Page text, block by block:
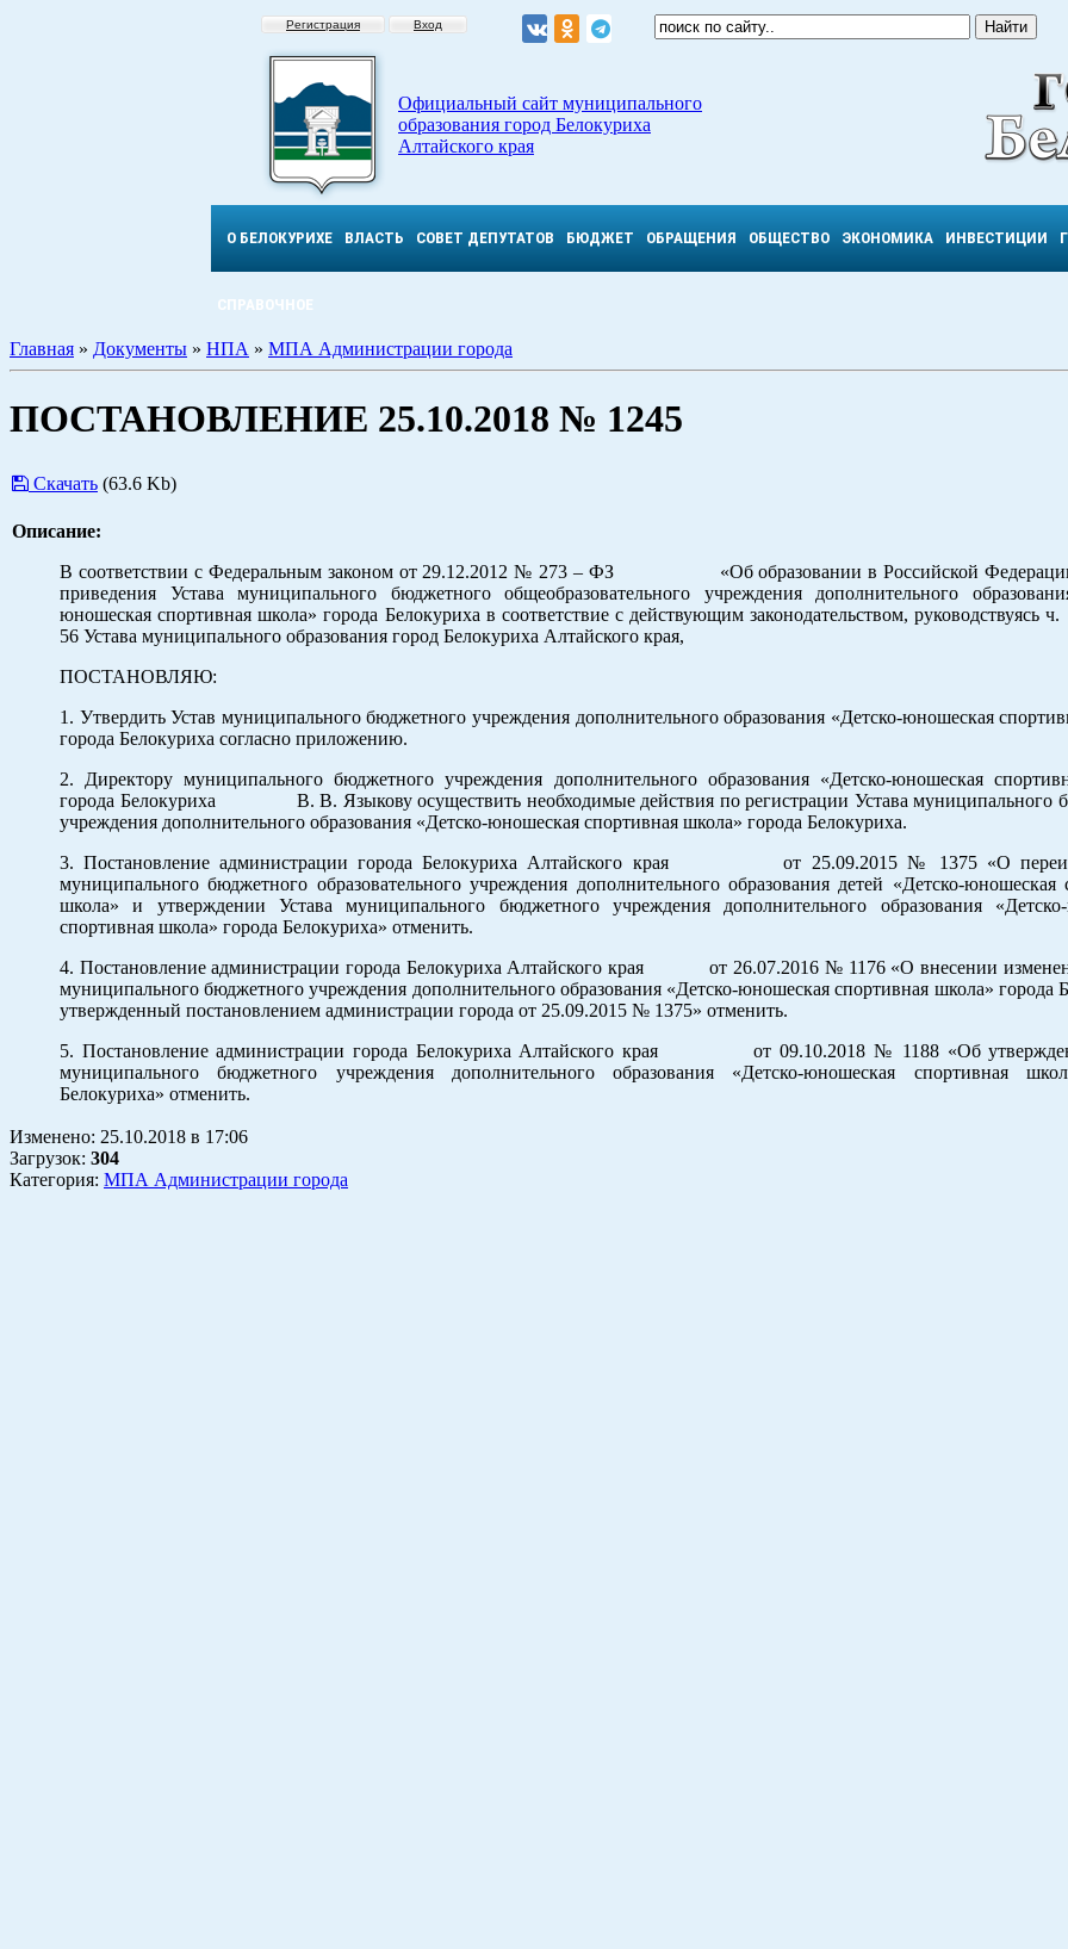
Регистрация Вход
Официальный сайт муниципального
образования город Белокуриха
Алтайского края
О БЕЛОКУРИХЕ ВЛАСТЬ СОВЕТ ДЕПУТАТОВ БЮДЖЕТ ОБРАЩЕНИЯ ОБЩЕСТВО ЭКОНОМИКА ИНВЕСТИЦИИ
СПРАВОЧНОЕ
Главная » Документы » НПА » МПА Администрации города
ПОСТАНОВЛЕНИЕ 25.10.2018 № 1245
Скачать (63.6 Kb)
Описание:
В соответствии с Федеральным законом от 29.12.2012 № 273 – ФЗ «Об образовании в Российской
приведения Устава муниципального бюджетного общеобразовательного учреждения дополнительного
юношеская спортивная школа» города Белокуриха в соответствие с действующим законодательством, руководствуясь ч.
56 Устава муниципального образования город Белокуриха Алтайского края,
ПОСТАНОВЛЯЮ:
1. Утвердить Устав муниципального бюджетного учреждения дополнительного образования «Детско-юношеская
города Белокуриха согласно приложению.
2. Директору муниципального бюджетного учреждения дополнительного образования «Детско-юношеская
города Белокуриха В. В. Языкову осуществить необходимые действия по регистрации Устава муниципального
учреждения дополнительного образования «Детско-юношеская спортивная школа» города Белокуриха.
3. Постановление администрации города Белокуриха Алтайского края от 25.09.2015 № 1375 «О
муниципального бюджетного образовательного учреждения дополнительного образования детей «Детско-юношеская
школа» и утверждении Устава муниципального бюджетного учреждения дополнительного образования
спортивная школа» города Белокуриха» отменить.
4. Постановление администрации города Белокуриха Алтайского края от 26.07.2016 № 1176 «О внесении
муниципального бюджетного учреждения дополнительного образования «Детско-юношеская спортивная школа» города
утвержденный постановлением администрации города от 25.09.2015 № 1375» отменить.
5. Постановление администрации города Белокуриха Алтайского края от 09.10.2018 № 1188 «Об
муниципального бюджетного учреждения дополнительного образования «Детско-юношеская спортивная
Белокуриха» отменить.
Изменено: 25.10.2018 в 17:06
Загрузок: 304
Категория: МПА Администрации города